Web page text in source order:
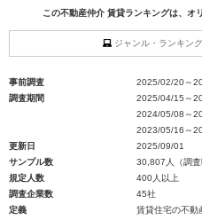
この不動産仲介 賃貸ランキングは、オ
ジャンル・ランキン
事前調査
2025/02/20～
調査期間
2025/04/15～
2024/05/08～
2023/05/16～
更新日
2025/09/01
サンプル数
30,807人（調査
規定人数
400人以上
調査企業数
45社
定義
賃貸住宅の不動